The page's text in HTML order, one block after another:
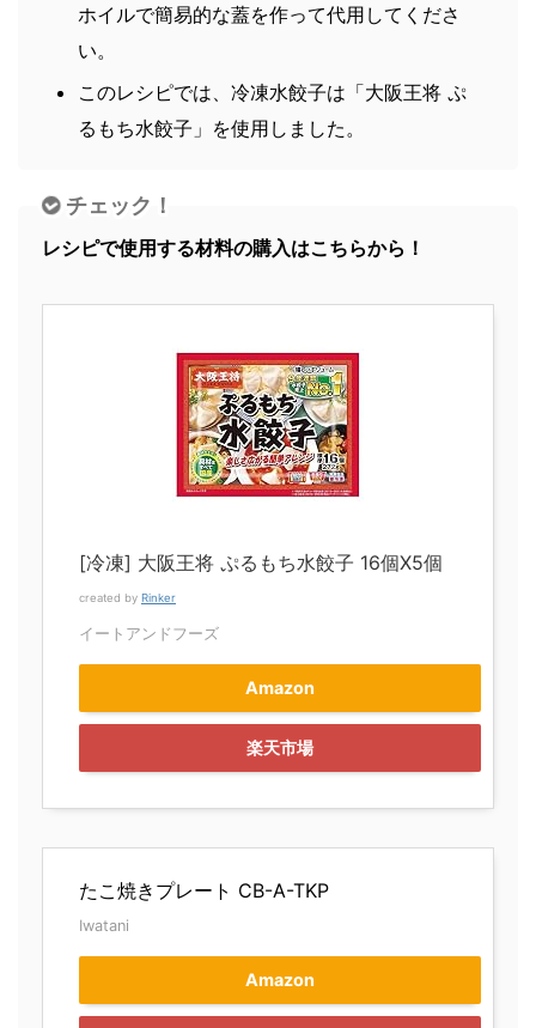
ホイルで簡易的な蓋を作って代用してくださ
い。
このレシピでは、冷凍水餃子は「大阪王将 ぷ
るもち水餃子」を使用しました。
チェック！
レシピで使用する材料の購入はこちらから！
[冷凍] 大阪王将 ぷるもち水餃子 16個X5個
created by Rinker
イートアンドフーズ
Amazon
楽天市場
たこ焼きプレート CB-A-TKP
Iwatani
Amazon